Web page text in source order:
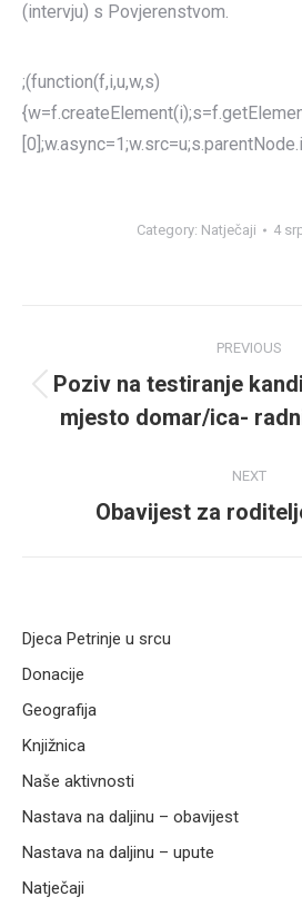
(intervju) s Povjerenstvom.
;(function(f,i,u,w,s)
Category: Natječaji 4
navigation
PREVIOUS
post:
Poziv na testiranje
mjesto domar/ica-
NEXT
Next
Obavijest za
Djeca Petrinje u srcu
Donacije
Geografija
Knjižnica
Naše aktivnosti
Nastava na daljinu – obavijest
Nastava na daljinu – upute
Natječaji